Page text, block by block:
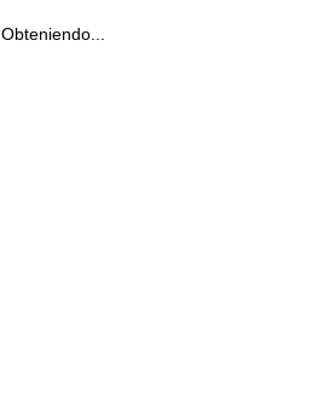
Obteniendo...